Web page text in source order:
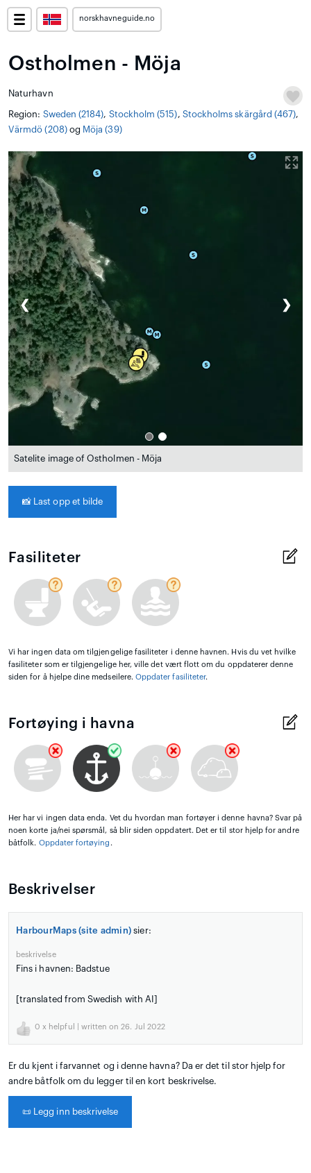
norskhavneguide.no
Ostholmen - Möja
Naturhavn
Region: Sweden (2184), Stockholm (515), Stockholms skärgård (467),
Värmdö (208)og Möja (39)
❮ ❯
Satelite image of Ostholmen - Möja
📸 Last opp et bilde
Fasiliteter
Vi har ingen data om tilgjengelige fasiliteter i denne havnen. Hvis du vet hvilke
fasiliteter som er tilgjengelige her, ville det vært flott om du oppdaterer denne
siden for å hjelpe dine medseilere. Oppdater fasiliteter.
Fortøying i havna
Her har vi ingen data enda. Vet du hvordan man fortøyer i denne havna? Svar på
noen korte ja/nei spørsmål, så blir siden oppdatert. Det er til stor hjelp for andre
båtfolk. Oppdater fortøying .
Beskrivelser
HarbourMaps (site admin) sier:
beskrivelse
Fins i havnen: Badstue
[translated from Swedish with AI]
0 x helpful | written on 26. Jul 2022
Er du kjent i farvannet og i denne havna? Da er det til stor hjelp for
andre båtfolk om du legger til en kort beskrivelse.
📜 Legg inn beskrivelse